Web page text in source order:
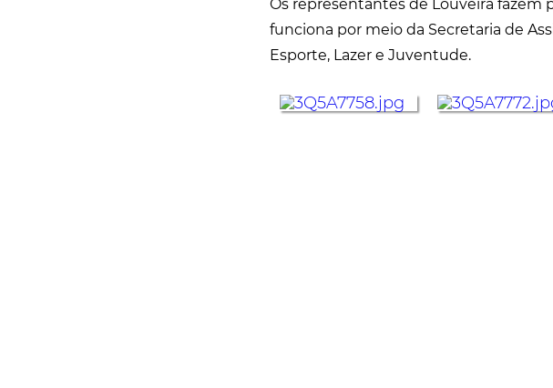
Os representantes de Louveira fazem
funciona por meio da Secretaria de
Esporte, Lazer e Juventude.